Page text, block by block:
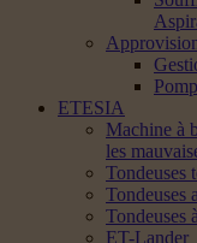
ETESIA
Machine à
les
Tondeuses
Tondeuses
Tondeuses
ET-Lander